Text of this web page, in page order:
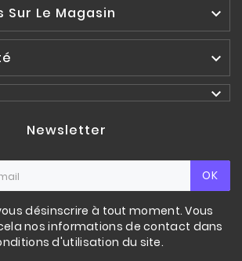
Le Magasin 


Newsletter
OK
désinscrire à tout moment. Vous
nos informations de contact dans
d'utilisation du site.